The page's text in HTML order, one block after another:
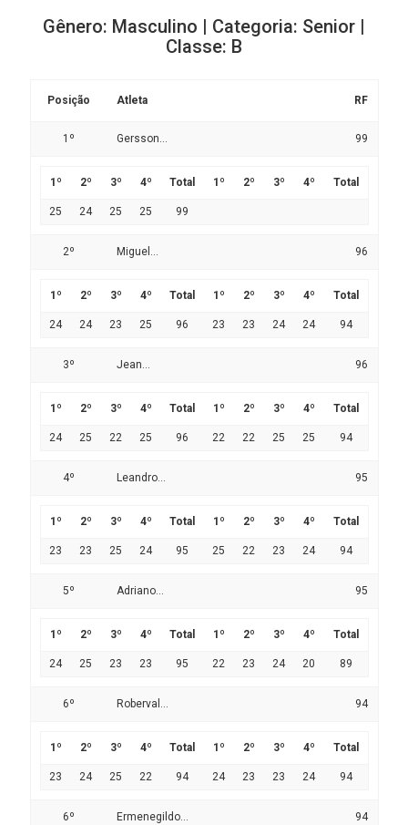
Gênero: Masculino | Categoria: Senior |
Classe: B
Posição Atleta RF
1º Gersson... 99
1º 2º 3º 4º Total 1º 2º 3º 4º Total
25 24 25 25 99
2º Miguel... 96
1º 2º 3º 4º Total 1º 2º 3º 4º Total
24 24 23 25 96 23 23 24 24 94
3º Jean... 96
1º 2º 3º 4º Total 1º 2º 3º 4º Total
24 25 22 25 96 22 22 25 25 94
4º Leandro... 95
1º 2º 3º 4º Total 1º 2º 3º 4º Total
23 23 25 24 95 25 22 23 24 94
5º Adriano... 95
1º 2º 3º 4º Total 1º 2º 3º 4º Total
24 25 23 23 95 22 23 24 20 89
6º Roberval... 94
1º 2º 3º 4º Total 1º 2º 3º 4º Total
23 24 25 22 94 24 23 23 24 94
6º Ermenegildo... 94